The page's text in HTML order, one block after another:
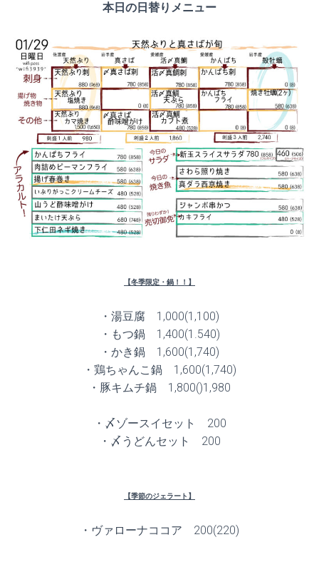
本日の日替りメニュー
【冬季限定・鍋！！】
・湯豆腐 1,000(1,100)
・もつ鍋 1,400(1.540)
・かき鍋 1,600(1,740)
・鶏ちゃんこ鍋 1,600(1,740)
・豚キムチ鍋 1,800()1,980
・〆ゾースイセット 200
・〆うどんセット 200
【季節のジェラート】
・ヴァローナココア 200(220)